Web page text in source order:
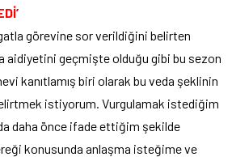
görevine sor verildiğini belirten
aidiyetini geçmişte olduğu gibi bu sezon
kanıtlamış biri olarak bu veda şeklinin
istiyorum. Vurgulamak istediğim
daha önce ifade ettiğim şekilde
konusunda anlaşma isteğime ve